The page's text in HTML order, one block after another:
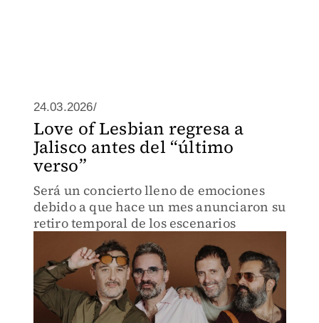
24.03.2026/
Love of Lesbian regresa a
Jalisco antes del “último
verso”
Será un concierto lleno de emociones
debido a que hace un mes anunciaron su
retiro temporal de los escenarios